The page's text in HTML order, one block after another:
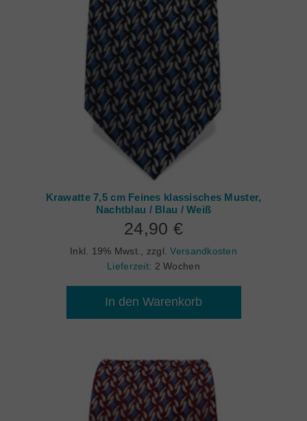
Krawatte 7,5 cm Feines klassisches Muster,
Nachtblau / Blau / Weiß
24,90 €
Inkl. 19% Mwst. zzgl.Versandkosten
Lieferzeit: 2 Wochen
In den Warenkorb